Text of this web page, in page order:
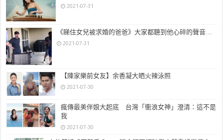
2021-07-31
《睇住女兒被求婚的爸爸》大家都聽到他心碎的聲音…
2021-07-31
【陳家樂前女友】余香凝大晒火辣泳照
2021-07-30
瘋傳最美伴娘大起底 台灣「衝浪女神」澄清：這不是
我
2021-07-30